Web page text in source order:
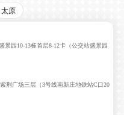
太原
景园10-13栋首层8-12卡（公交站盛景园
荆广场三层（3号线南新庄地铁站C口20